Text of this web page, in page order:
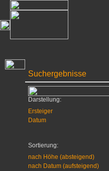
Suchergebnisse
Darstellung:
Ersteiger
Datum
Sortierung:
nach Höhe (absteigend)
nach Datum (aufsteigend)